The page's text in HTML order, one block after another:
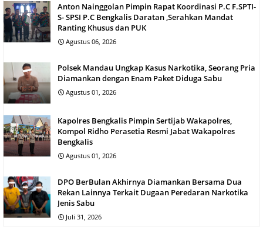
Anton Nainggolan Pimpin Rapat Koordinasi P.C F.SPTI-
S- SPSI P.C Bengkalis Daratan ,Serahkan Mandat
Ranting Khusus dan PUK
Agustus 06, 2026
Polsek Mandau Ungkap Kasus Narkotika, Seorang Pria
Diamankan dengan Enam Paket Diduga Sabu
Agustus 01, 2026
Kapolres Bengkalis Pimpin Sertijab Wakapolres,
Kompol Ridho Perasetia Resmi Jabat Wakapolres
Bengkalis
Agustus 01, 2026
DPO BerBulan Akhirnya Diamankan Bersama Dua
Rekan Lainnya Terkait Dugaan Peredaran Narkotika
Jenis Sabu
Juli 31, 2026